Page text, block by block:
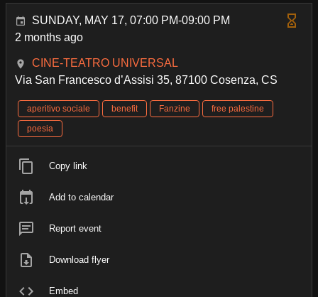
SUNDAY, MAY 17, 07:00 PM-09:00 PM
2 months ago
CINE-TEATRO UNIVERSAL
Via San Francesco d’Assisi 35, 87100 Cosenza, CS
aperitivo sociale benefit Fanzine
free palestine
poesia
Copy link
Add to calendar
Report event
Download flyer
Embed